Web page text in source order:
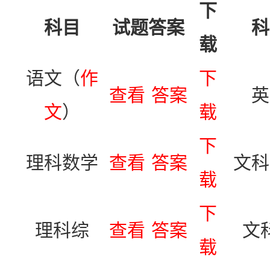
科目 试题答案
下
载
语文（作
文）
查看 答案
下
载
理科数学 查看 答案
下
载
文
理科综 查看 答案
下
载
文